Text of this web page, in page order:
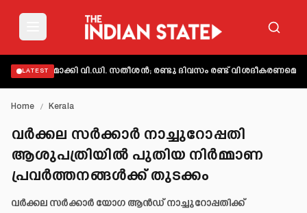
LATEST
വ്യക്തമാക്കി വി.ഡി. സതീശൻ; രണ്ടു ദിവസം രണ്ട് വിശദീകരണമെന്ന്
Home / Kerala
വർക്കല സർക്കാർ നാച്ചുറോപ്പതി
ആശുപത്രിയിൽ പുതിയ നിർമ്മാണ
പ്രവർത്തനങ്ങൾക്ക് തുടക്കം
വർക്കല സർക്കാർ യോഗ ആൻഡ് നാച്ചുറോപ്പതിക്ക്